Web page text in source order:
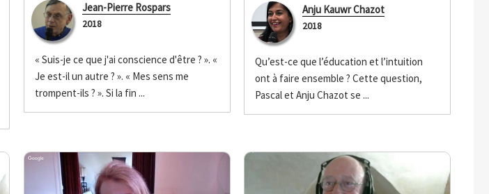
Jean-Pierre Rospars
2018
« Suis-je ce que j'ai conscience d'être ? ». «
Je est-il un autre ? ». « Mes sens me
trompent-ils ? ». Si la fin ...
Anju Kauwr Chazot
2018
Qu’est-ce que l’éducation et l’intuition
ont à faire ensemble ? Cette question,
Pascal et Anju Chazot se ...